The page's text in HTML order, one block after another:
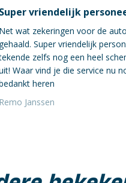
Super vriendelijk
Net wat zekeringen voor de
gehaald. Super vriendelijk
zelfs nog een heel
Waar vind je die service nu
heren
Remo Janssen